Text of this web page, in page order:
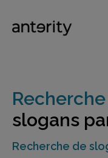
slogans
Recherche de